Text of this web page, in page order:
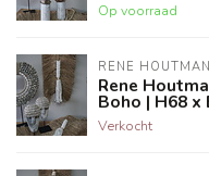
Op voorraad
RENE HOUTMAN
Rene
Boho | H68 x
Verkocht